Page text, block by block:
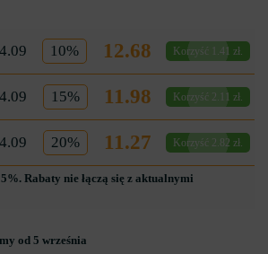
10% 12.68 Korzyść 1.41 zł.
15% 11.98 Korzyść 2.11 zł.
20% 11.27 Korzyść 2.82 zł.
Rabaty nie łączą się z aktualnymi
od 5 września